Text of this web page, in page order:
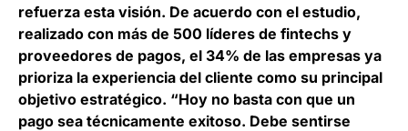
refuerza esta visión. De acuerdo con el estudio,
realizado con más de 500 líderes de fintechs y
proveedores de pagos, el 34% de las empresas ya
prioriza la experiencia del cliente como su principal
objetivo estratégico. “Hoy no basta con que un
pago sea técnicamente exitoso. Debe sentirse